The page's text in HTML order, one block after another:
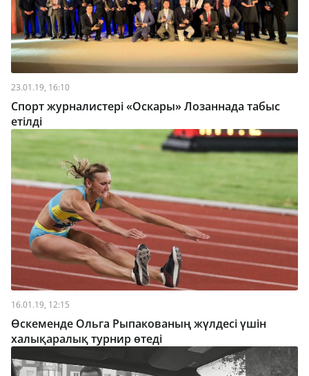
23.01.19, 16:10
Спорт журналистері «Оскары» Лозаннада табыс
етілді
16.01.19, 12:15
Өскеменде Ольга Рыпакованың жүлдесі үшін
халықаралық турнир өтеді